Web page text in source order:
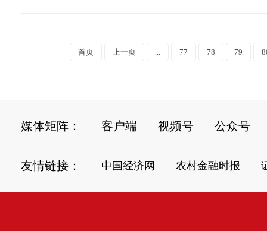
首页 上一页 ... 77 78 79
媒体矩阵： 客户端 视频号 公众号
友情链接： 中国经济网 农村金融时报